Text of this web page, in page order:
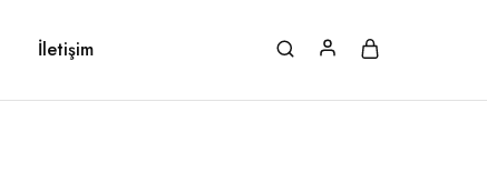
İletişim